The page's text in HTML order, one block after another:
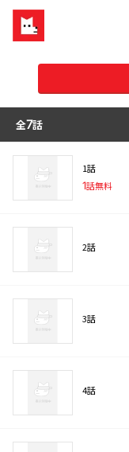
全7話
1話
1話無料
2話
3話
4話